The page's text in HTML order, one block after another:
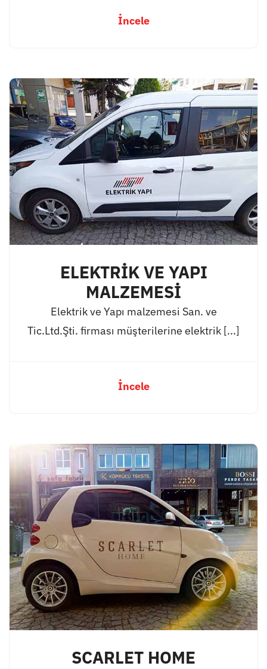
İncele
ELEKTRİK VE YAPI
MALZEMESİ
Elektrik ve Yapı malzemesi San. ve
Tic.Ltd.Şti. firması müşterilerine elektrik [...]
İncele
SCARLET HOME